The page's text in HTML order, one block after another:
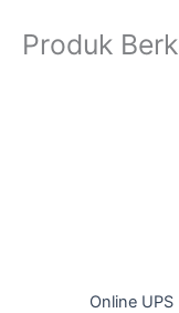
Produk
Online UPS